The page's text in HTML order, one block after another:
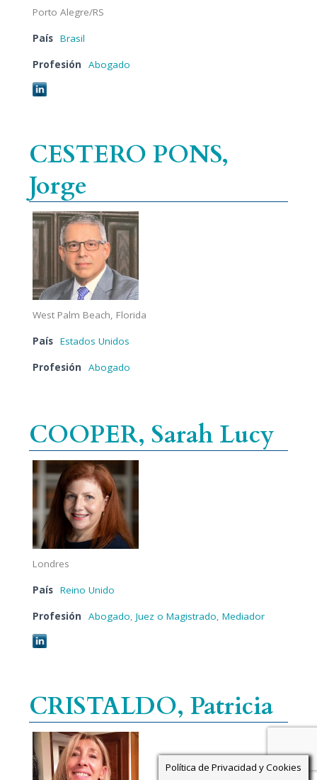
Porto Alegre/RS
País Brasil
Profesión Abogado
CESTERO PONS,
Jorge
West Palm Beach, Florida
País Estados Unidos
Profesión Abogado
COOPER, Sarah Lucy
Londres
País Reino Unido
Profesión Abogado, Juez o Magistrado, Mediador
CRISTALDO, Patricia
Política de Privacidad y Cookies